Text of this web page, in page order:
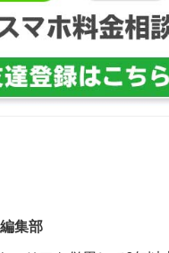
集部